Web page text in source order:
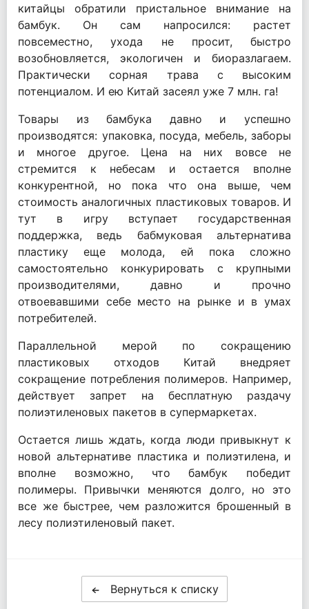
китайцы обратили пристальное внимание на
бамбук. Он сам напросился: растет
повсеместно, ухода не просит, быстро
возобновляется, экологичен и биоразлагаем.
Практически сорная трава с высоким
потенциалом. И ею Китай засеял уже 7 млн. га!
Товары из бамбука давно и успешно
производятся: упаковка, посуда, мебель, заборы
и многое другое. Цена на них вовсе не
стремится к небесам и остается вполне
конкурентной, но пока что она выше, чем
стоимость аналогичных пластиковых товаров. И
тут в игру вступает государственная
поддержка, ведь бабмуковая альтернатива
пластику еще молода, ей пока сложно
самостоятельно конкурировать с крупными
производителями, давно и прочно
отвоевавшими себе место на рынке и в умах
потребителей.
Параллельной мерой по сокращению
пластиковых отходов Китай внедряет
сокращение потребления полимеров. Например,
действует запрет на бесплатную раздачу
полиэтиленовых пакетов в супермаркетах.
Остается лишь ждать, когда люди привыкнут к
новой альтернативе пластика и полиэтилена, и
вполне возможно, что бамбук победит
полимеры. Привычки меняются долго, но это
все же быстрее, чем разложится брошенный в
лесу полиэтиленовый пакет.
Вернуться к списку